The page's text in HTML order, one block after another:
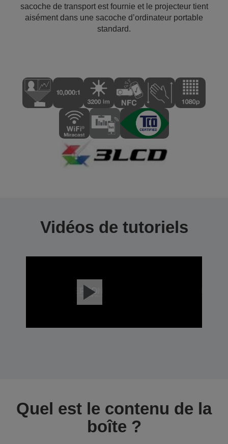
sacoche de transport est fournie et le projecteur tient
aisément dans une sacoche d’ordinateur portable
standard.
Vidéos de tutoriels
Quel est le contenu de la
boîte ?